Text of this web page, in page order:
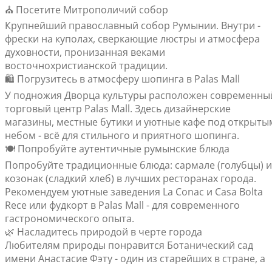
⛪ Посетите Митрополичий собор
Крупнейший православный собор Румынии. Внутри -
фрески на куполах, сверкающие люстры и атмосфера
духовности, пронизанная веками
восточнохристианской традиции.
🛍️ Погрузитесь в атмосферу шопинга в Palas Mall
У подножия Дворца культуры расположен
торговый центр Palas Mall. Здесь дизайнерские
магазины, местные бутики и уютные кафе под
небом - всё для стильного и приятного шопинга.
🍽️ Попробуйте аутентичные румынские блюда
Попробуйте традиционные блюда: сармале (голубцы) и
козонак (сладкий хлеб) в лучших ресторанах города.
Рекомендуем уютные заведения La Conac и Casa Bolta
Rece или фудкорт в Palas Mall - для современного
гастрономического опыта.
🌿 Насладитесь природой в черте города
Любителям природы понравится Ботанический сад
имени Анастасие Фэту - один из старейших в стране, а